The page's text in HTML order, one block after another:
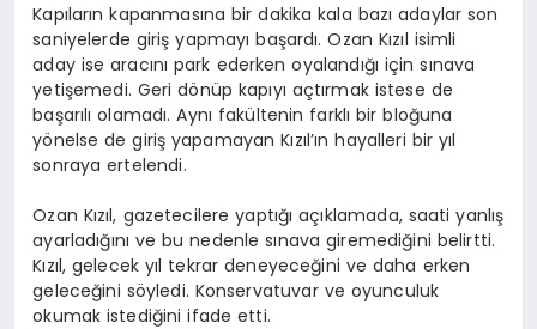
Kapıların kapanmasına bir dakika kala bazı adaylar son
saniyelerde giriş yapmayı başardı. Ozan Kızıl isimli
aday ise aracını park ederken oyalandığı için sınava
yetişemedi. Geri dönüp kapıyı açtırmak istese de
başarılı olamadı. Aynı fakültenin farklı bir bloğuna
yönelse de giriş yapamayan Kızıl’ın hayalleri bir yıl
sonraya ertelendi.
Ozan Kızıl, gazetecilere yaptığı açıklamada, saati yanlış
ayarladığını ve bu nedenle sınava giremediğini belirtti.
Kızıl, gelecek yıl tekrar deneyeceğini ve daha erken
geleceğini söyledi. Konservatuvar ve oyunculuk
okumak istediğini ifade etti.